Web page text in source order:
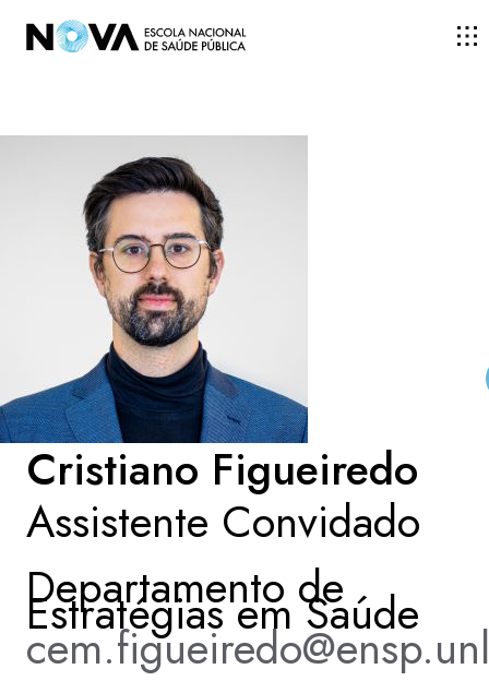
INVESTIGAÇÃO
DOCENTES E INVESTIGADORES
COMUNIDADE
KNOWLEDGE CENTERS
CENTROS COLABORADORES OMS
Cristiano Figueiredo
Assistente Convidado
Departamento de
Estratégias em Saúde